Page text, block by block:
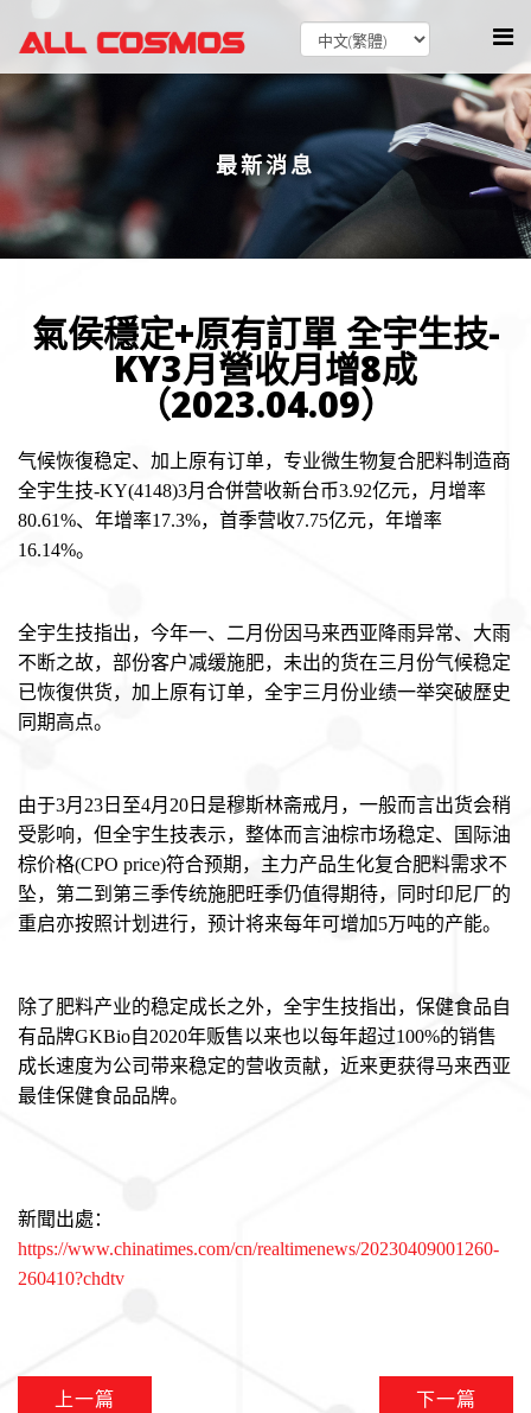
最新消息
氣侯穩定+原有訂單 全宇生技-
KY3月營收月增8成
（2023.04.09）
气候恢復稳定、加上原有订单，专业微生物复合肥料制造商
全宇生技-KY(4148)3月合併营收新台币3.92亿元，月增率
80.61%、年增率17.3%，首季营收7.75亿元，年增率
16.14%。
全宇生技指出，今年一、二月份因马来西亚降雨异常、大雨
不断之故，部份客户减缓施肥，未出的货在三月份气候稳定
已恢復供货，加上原有订单，全宇三月份业绩一举突破歷史
同期高点。
由于3月 23 日至4月 20 日是穆斯林斋戒月，一般而言出货会稍
受影响，但全宇生技表示，整体而言油棕市场稳定、国际油
棕价格(CPO price)符合预期，主力产品生化复合肥料需求不
坠，第二到第三季传统施肥旺季仍值得期待，同时印尼厂的
重启亦按照计划进行，预计将来每年可增加5万吨的产能。
除了肥料产业的稳定成长之外，全宇生技指出，保健食品自
有品牌GKBio自2020年贩售以来也以每年超过100%的销售
成长速度为公司带来稳定的营收贡献，近来更获得马来西亚
最佳保健食品品牌。
新聞出處：
https://www.chinatimes.com/cn/realtimenews/20230409001260-
260410?chdtv
上一篇 下一篇